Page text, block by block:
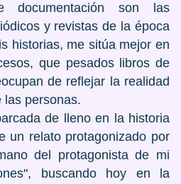
documentación son las
y revistas de la época
historias, me sitúa mejor en
que pesados libros de
de reflejar la realidad
las personas.
de lleno en la historia
un relato protagonizado por
del protagonista de mi
buscando hoy en la